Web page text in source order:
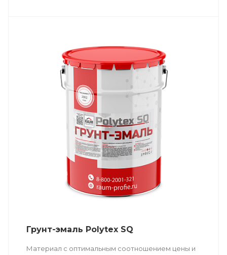
Грунт-эмаль Polytex SQ
Материал с оптимальным соотношением цены и